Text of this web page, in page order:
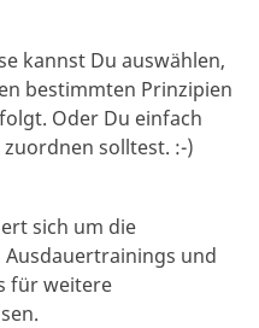
kannst Du auswählen,
bestimmten Prinzipien
Oder Du einfach
solltest. :-)
sich um die
und
für weitere